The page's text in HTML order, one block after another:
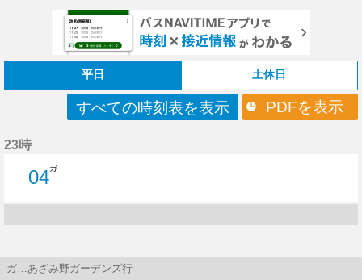
平日 土休日
すべての時刻表を表示 PDFを表示
23時
04
4分はつ
ガ
ガ…あざみ野ガーデンズ行